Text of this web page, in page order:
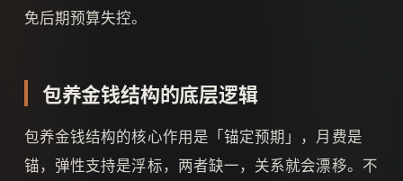
免后期预算失控。
包养金钱结构的底层逻辑
包养金钱结构的核心作用是「锚定预期」，月费是
锚，弹性支持是浮标，两者缺一，关系就会漂移。不